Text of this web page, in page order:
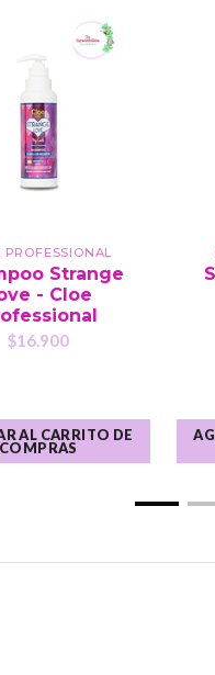
PROFESSIONAL
Strange
- Cloe
$16.900
AL CARRITO DE
COMPRAS